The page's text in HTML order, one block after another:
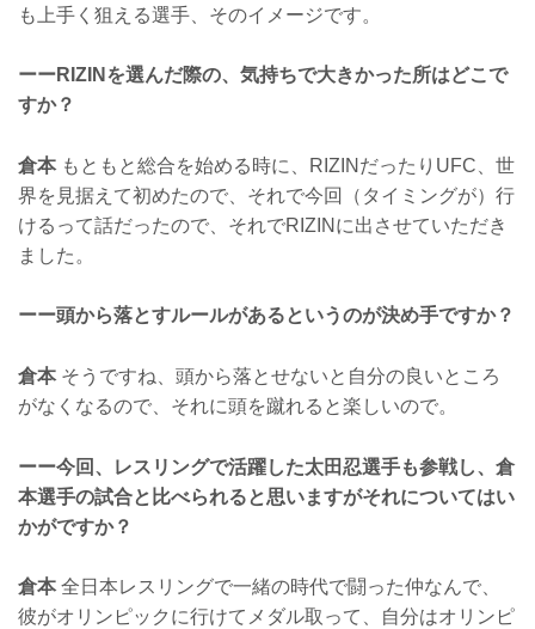
も上手く狙える選手、そのイメージです。
ーーRIZINを選んだ際の、気持ちで大きかった所はどこで
すか？
倉本もともと総合を始める時に、RIZINだったりUFC、世
界を見据えて初めたので、それで今回（タイミングが）行
けるって話だったので、それでRIZINに出させていただき
ました。
ーー頭から落とすルールがあるというのが決め手ですか？
倉本そうですね、頭から落とせないと自分の良いところ
がなくなるので、それに頭を蹴れると楽しいので。
ーー今回、レスリングで活躍した太田忍選手も参戦し、倉
本選手の試合と比べられると思いますがそれについてはい
かがですか？
倉本全日本レスリングで一緒の時代で闘った仲なんで、
彼がオリンピックに行けてメダル取って、自分はオリンピ